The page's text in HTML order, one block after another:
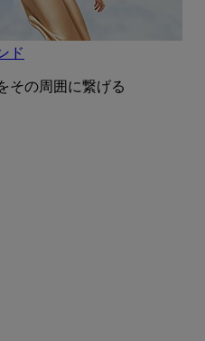
ド
その周囲に繋げる